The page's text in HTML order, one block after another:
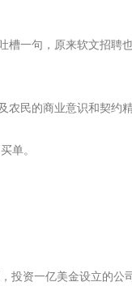
句，原来软文招聘
的商业意识和契约
单。
资一亿美金设立的公司